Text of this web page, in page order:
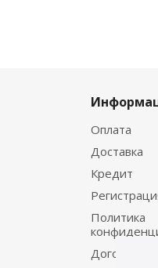
Оплата
Доставка
Кредит
Политика
Договор-